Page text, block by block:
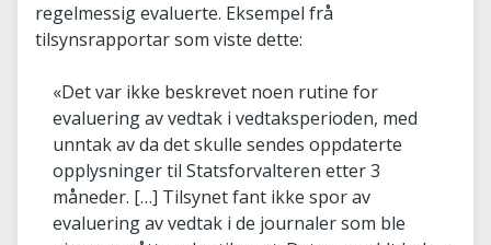
regelmessig evaluerte. Eksempel frå
tilsynsrapportar som viste dette:
«Det var ikke beskrevet noen rutine for
evaluering av vedtak i vedtaksperioden, med
unntak av da det skulle sendes oppdaterte
opplysninger til Statsforvalteren etter 3
måneder. […] Tilsynet fant ikke spor av
evaluering av vedtak i de journaler som ble